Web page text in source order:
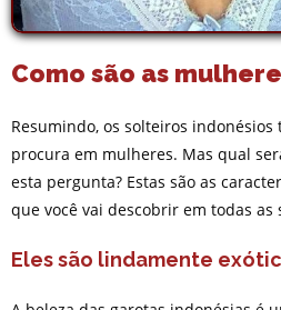
Como são as
Resumindo, os solteiros
procura em mulheres. Mas qual
esta pergunta? Estas são as
que você vai descobrir em todas as
Eles são lindamente